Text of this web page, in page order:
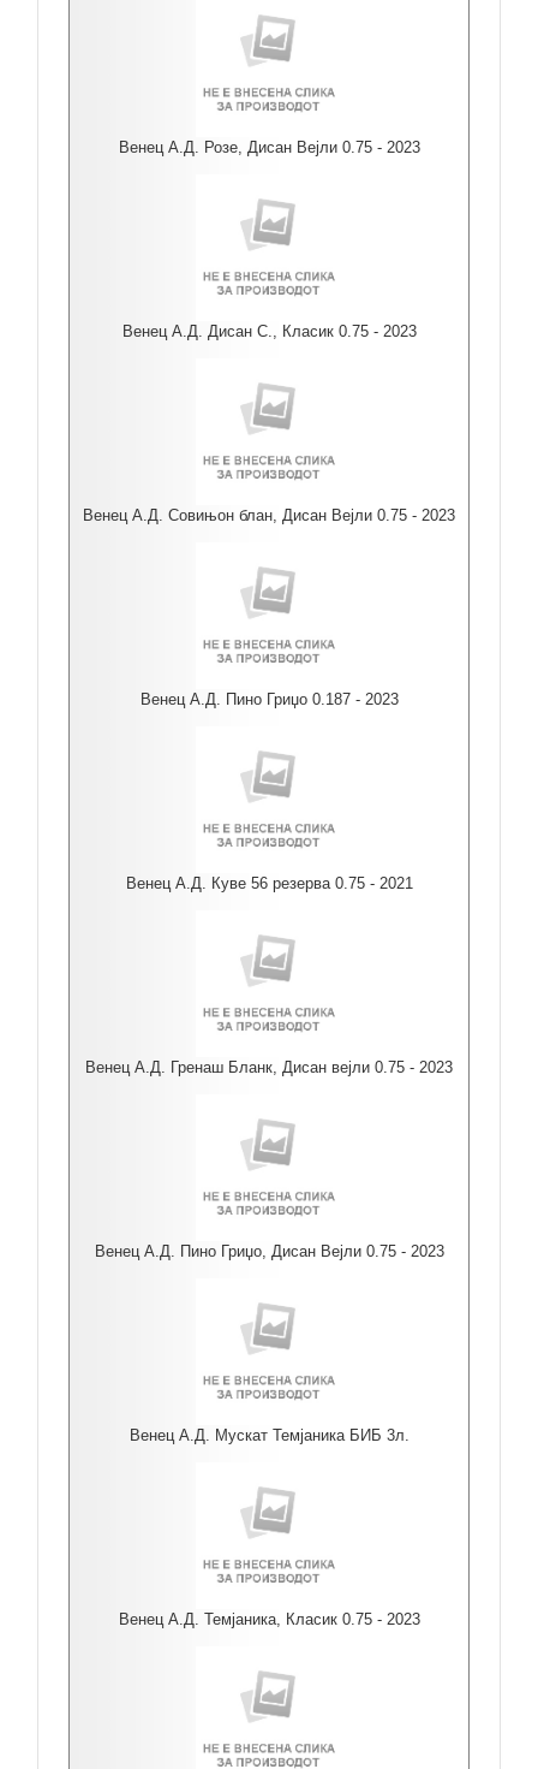
Венец А.Д. Розе, Дисан Вејли 0.75 - 2023
Венец А.Д. Дисан С., Класик 0.75 - 2023
Венец А.Д. Совињон блан, Дисан Вејли 0.75 - 2023
Венец А.Д. Пино Гриџо 0.187 - 2023
Венец А.Д. Куве 56 резерва 0.75 - 2021
Венец А.Д. Гренаш Бланк, Дисан вејли 0.75 - 2023
Венец А.Д. Пино Гриџо, Дисан Вејли 0.75 - 2023
Венец А.Д. Мускат Темјаника БИБ 3л.
Венец А.Д. Темјаника, Класик 0.75 - 2023